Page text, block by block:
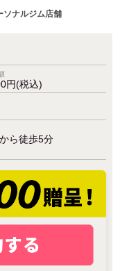
ソナルジム店舗
円(税込)
ら徒歩5分